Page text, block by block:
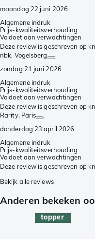
maandag 22 juni 2026
Algemene indruk
Prijs-kwaliteitsverhouding
Voldoet aan verwachtingen
Deze review is geschreven op
nbk, Vogelsberg
zondag 21 juni 2026
Algemene indruk
Prijs-kwaliteitsverhouding
Voldoet aan verwachtingen
Deze review is geschreven op
Rarity, Paris
donderdag 23 april 2026
Algemene indruk
Prijs-kwaliteitsverhouding
Voldoet aan verwachtingen
Deze review is geschreven op
Bekijk alle reviews
Anderen bekeken
topper